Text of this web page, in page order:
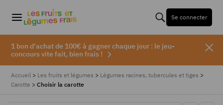
Se connecter
1 bon d'achat de 100€ à gagner chaque jour : le jeu-
concours vite fait, bien frais !
Accueil > Les fruits et légumes > Légumes racines, tubercules et tiges >
Carotte > Choisir la carotte